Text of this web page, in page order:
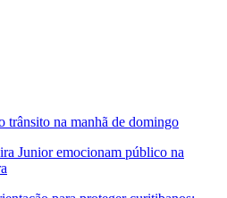
trânsito na manhã de domingo
Junior emocionam público na